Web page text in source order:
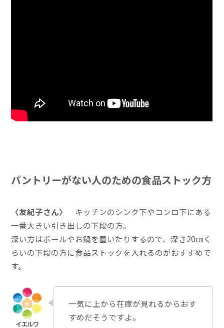
パントリーがない人のための食品ストック方
〈友紀子さん〉
キッチンのシンク下やコンロ下にある
一番大きい引き出しの下段の方。
深い方はボールやお鍋を置いたりするので、深さ20㎝く
らいの下段の方に食品ストックを入れるのがおすすめで
す。
一気に上から在庫が見れるからおす
すめだそうですよ。